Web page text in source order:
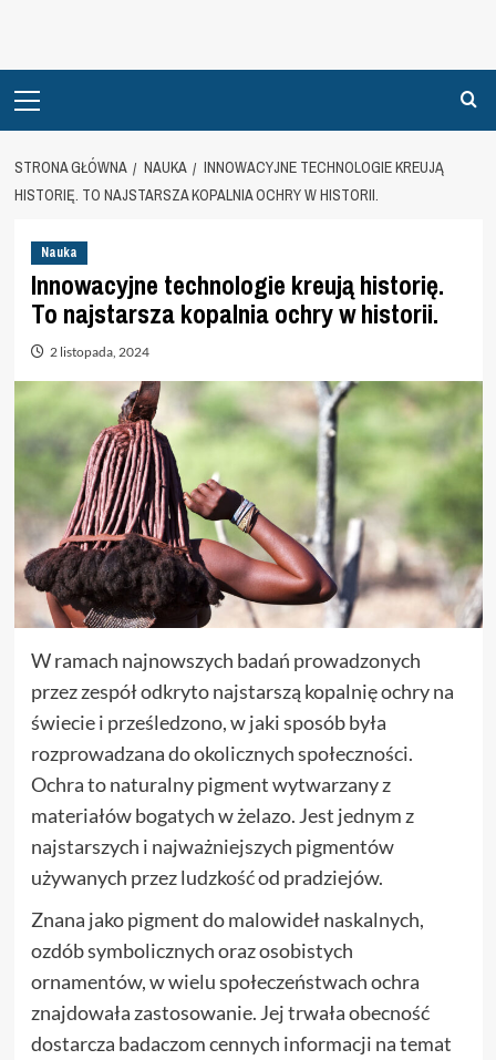
Menu
STRONA GŁÓWNA NAUKA
INNOWACYJNE TECHNOLOGIE KREUJĄ
HISTORIĘ. TO NAJSTARSZA KOPALNIA OCHRY W HISTORII.
Nauka
Innowacyjne technologie kreują historię.
To najstarsza kopalnia ochry w historii.
2 listopada, 2024
W ramach najnowszych badań prowadzonych
przez zespół odkryto najstarszą kopalnię ochry na
świecie i prześledzono, w jaki sposób była
rozprowadzana do okolicznych społeczności.
Ochra to naturalny pigment wytwarzany z
materiałów bogatych w żelazo. Jest jednym z
najstarszych i najważniejszych pigmentów
używanych przez ludzkość od pradziejów.
Znana jako pigment do malowideł naskalnych,
ozdób symbolicznych oraz osobistych
ornamentów, w wielu społeczeństwach ochra
znajdowała zastosowanie. Jej trwała obecność
dostarcza badaczom cennych informacji na temat